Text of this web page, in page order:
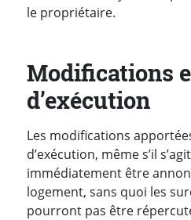
le propriétaire.
Modifications
d’exécution
Les modifications
d’exécution, même s’il
immédiatement être
logement, sans quoi les
pourront pas être